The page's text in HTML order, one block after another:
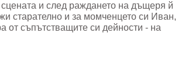
и след раждането на дъщеря й
старателно и за момченцето си Иван,
от съпътстващите си дейности - на